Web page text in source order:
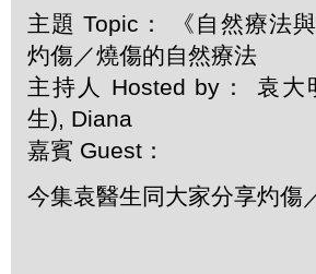
主題 Topic： 《自然療法
灼傷／燒傷的自然療法
主持人 Hosted by： 袁大
生), Diana
嘉賓 Guest：
今集袁醫生同大家分享灼傷